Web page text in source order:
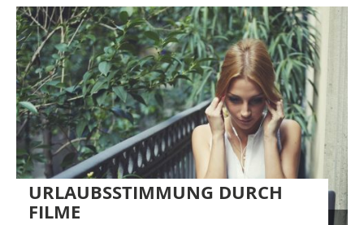
URLAUBSSTIMMUNG DURCH
FILME